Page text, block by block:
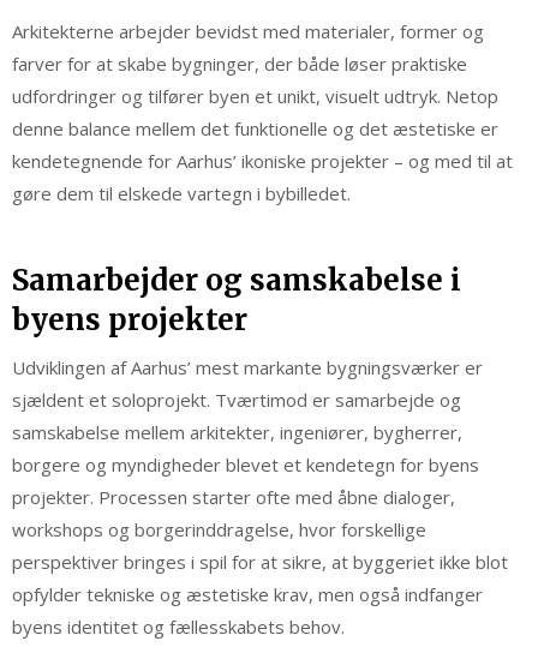
Arkitekterne arbejder bevidst med materialer, former og
farver for at skabe bygninger, der både løser praktiske
udfordringer og tilfører byen et unikt, visuelt udtryk. Netop
denne balance mellem det funktionelle og det æstetiske er
kendetegnende for Aarhus’ ikoniske projekter – og med til at
gøre dem til elskede vartegn i bybilledet.
Samarbejder og samskabelse i
byens projekter
Udviklingen af Aarhus’ mest markante bygningsværker er
sjældent et soloprojekt. Tværtimod er samarbejde og
samskabelse mellem arkitekter, ingeniører, bygherrer,
borgere og myndigheder blevet et kendetegn for byens
projekter. Processen starter ofte med åbne dialoger,
workshops og borgerinddragelse, hvor forskellige
perspektiver bringes i spil for at sikre, at byggeriet ikke blot
opfylder tekniske og æstetiske krav, men også indfanger
byens identitet og fællesskabets behov.